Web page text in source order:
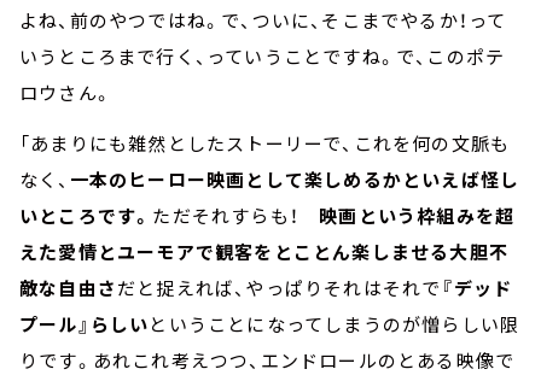
よね、前のやつではね。で、ついに、そこまでやるか！って
いうところまで行く、っていうことですね。で、このポテ
ロウさん。
「あまりにも雑然としたストーリーで、これを何の文脈も
なく、 一本のヒーロー映画として楽しめるかといえば怪し
いところです。 ただそれすらも！ 映画という枠組みを超
えた愛情とユーモアで観客をとことん楽しませる大胆不
敵な自由さだと捉えれば、やっぱりそれはそれで 『デッド
プール』らしいということになってしまうのが憎らしい限
りです。あれこれ考えつつ、エンドロールのとある映像で